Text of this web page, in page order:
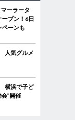
ーラータ
ープン！6日
ペーンも
人気グルメ
横浜で子ど
”開催